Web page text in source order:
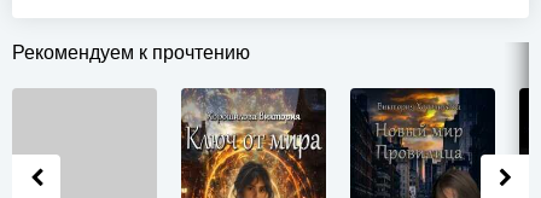
Рекомендуем к прочтению